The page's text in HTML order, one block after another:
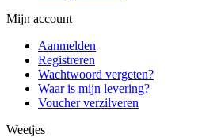
Mijn account
Aanmelden
Registreren
Wachtwoord vergeten?
Waar is mijn levering?
Voucher verzilveren
Weetjes